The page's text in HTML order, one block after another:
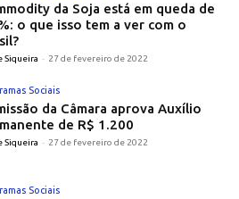
da Soja está em queda de
o que isso tem a ver com o
Siqueira - 27 de fevereiro de 2022
Sociais
da Câmara aprova Auxílio
de R$ 1.200
Siqueira - 27 de fevereiro de 2022
Sociais